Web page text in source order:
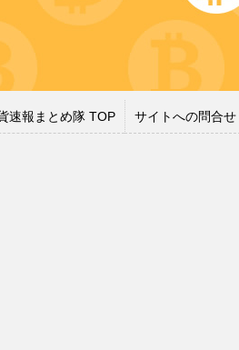
速報まとめ隊 TOP サイトへの問合せ